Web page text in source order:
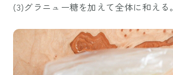
(3)グラニュー糖を加えて全体に和える。